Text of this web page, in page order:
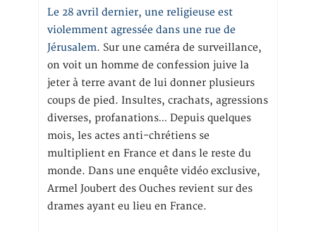
Le 28 avril dernier, une religieuse est
violemment agressée dans une rue de
Jérusalem. Sur une caméra de surveillance,
on voit un homme de confession juive la
jeter à terre avant de lui donner plusieurs
coups de pied. Insultes, crachats, agressions
diverses, profanations… Depuis quelques
mois, les actes anti-chrétiens se
multiplient en France et dans le reste du
monde. Dans une enquête vidéo exclusive,
Armel Joubert des Ouches revient sur des
drames ayant eu lieu en France.